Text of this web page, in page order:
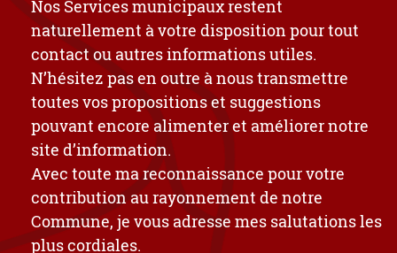
Nos Services municipaux restent
naturellement à votre disposition pour tout
contact ou autres informations utiles.
N’hésitez pas en outre à nous transmettre
toutes vos propositions et suggestions
pouvant encore alimenter et améliorer notre
site d’information.
Avec toute ma reconnaissance pour votre
contribution au rayonnement de notre
Commune, je vous adresse mes salutations les
plus cordiales.